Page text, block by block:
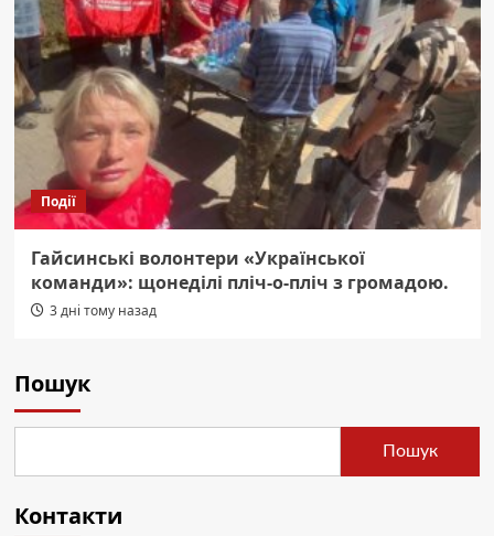
Події
Гайсинські волонтери «Української
команди»: щонеділі пліч-о-пліч з громадою.
3 дні тому назад
Пошук
Пошук
Контакти